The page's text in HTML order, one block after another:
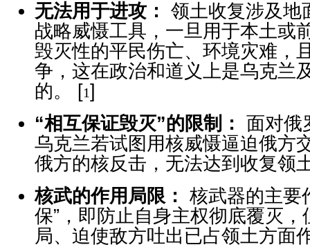
无法用于进攻： 领土收复涉及地
战略威慑工具，一旦用于本土或
毁灭性的平民伤亡、环境灾难，
争，这在政治和道义上是乌克兰
的。
[1]
“相互保证毁灭”的限制： 面对俄
乌克兰若试图用核威慑逼迫俄方
俄方的核反击，无法达到收复领
核武的作用局限： 核武器的主要
保”，即防止自身主权彻底覆灭
局、迫使敌方吐出已占领土方面